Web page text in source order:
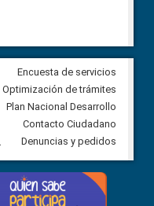
CPCCS convoca a Veeduría
Ciudadana para vigilar el
en la Universidad de Cuenca
5 agosto, 2026
Next
Encuesta de servicios
Optimización de trámites
Plan Nacional Desarrollo
Contacto Ciudadano
Denuncias y pedidos